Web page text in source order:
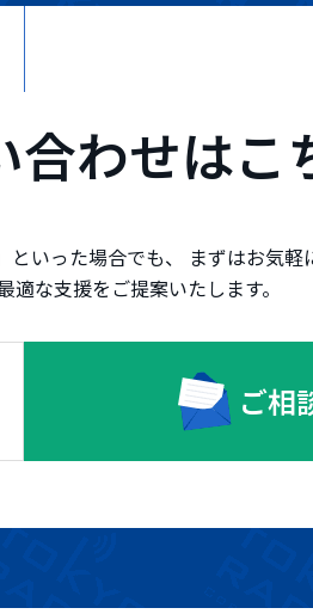
合わせはこ
いった場合でも、 まずはお気軽
な支援をご提案いたします。
ご相